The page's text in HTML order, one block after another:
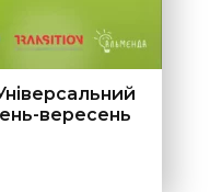
вересень